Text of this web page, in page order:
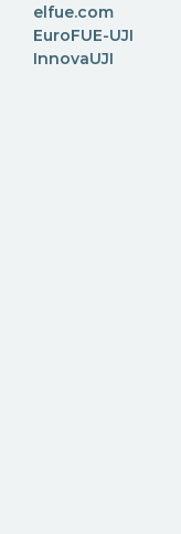
elfue.com
EuroFUE-UJI
InnovaUJI